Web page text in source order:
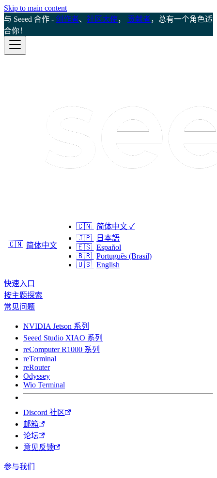
Skip to main content
与 Seeed 合作 - 创作者、 社区大使， 贡献者，总有一个角色适
合你！
🇨🇳 简体中文
🇨🇳 简体中文 ✓
🇯🇵
日本語
🇪🇸 Español
🇧🇷 Português (Brasil)
🇺🇸 English
快速入口
按主题探索
常见问题
NVIDIA Jetson 系列
Seeed Studio XIAO 系列
reComputer R1000 系列
reTerminal
reRouter
Odyssey
Wio Terminal
Discord 社区
邮箱
论坛
意见反馈
参与我们